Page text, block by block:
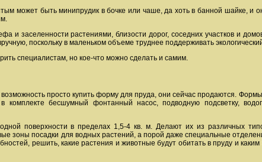
может быть минипрудик в бочке или чаше, да хоть в банной шайке, и
и заселенности растениями, близости дорог, соседних участков и
поскольку в маленьком объеме труднее поддерживать
специалистам, но кое-что можно сделать и самим.
просто купить форму для пруда, они сейчас продаются.
бесшумный фонтанный насос, подводную подсветку,
поверхности в пределах 1,5-4 кв. м. Делают их из различных
зоны посадки для водных растений, а порой даже специальные
решить, какие растения и животные будут обитать в пруду и